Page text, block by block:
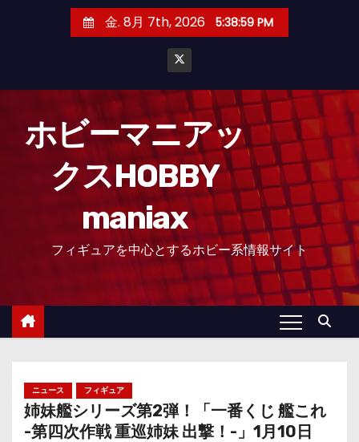
金. 8月 7th, 2026 5:39:01 PM
ホビーマニアッ
クスHOBBY
maniax
フィギュアを中心とするホビー系情報サイト
ニュース フィギュア
姉妹艦シリーズ第2弾！「一番くじ 艦これ
-第四次作戦 重巡姉妹 出撃！-」1月10日